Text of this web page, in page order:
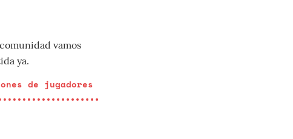
vamos
ya.
de jugadores